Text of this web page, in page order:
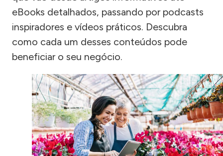
eBooks detalhados, passando por podcasts
inspiradores e vídeos práticos. Descubra
como cada um desses conteúdos pode
beneficiar o seu negócio.